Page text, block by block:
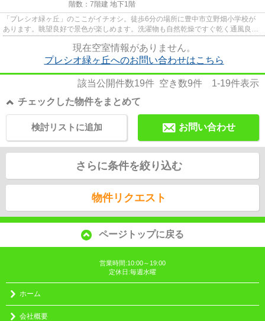
階数：7階建 地下1階
「プレシオ緑ヶ丘」のここがイチオシ。徒歩6分の場所に豊中市立野畑小学校が
あります。眺望良好で景色が楽しめます。洗濯物も自然乾燥ですぐ乾く通風良好
現在空室情報がありません。
プレシオ緑ヶ丘へのお問い合わせはこちら
該当公開件数19件 空き数9件 1-19件表示
チェックした物件をまとめて
お問い合わせ
検討リストに追加
さらに条件を絞り込む
物件リクエスト
ページトップに戻る
営業時間:10:00～19:00
定休日:毎週水曜
ホーム
会社概要